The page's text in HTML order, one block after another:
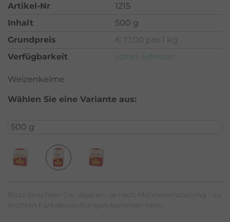
Artikel-Nr
1215
Inhalt
500 g
Grundpreis
€ 17,00 pro 1 kg
Verfügbarkeit
sofort lieferbar
Weizenkeime
Wählen Sie eine Variante aus: